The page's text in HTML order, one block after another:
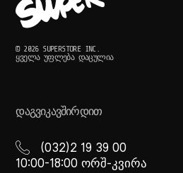
© 2026 SUPERSTORE INC.
ᲧᲕᲔᲚᲐ ᲣᲤᲚᲔᲑᲐ ᲓᲐᲪᲣᲚᲘᲐ
ᲓᲐᲒᲕᲘᲙᲐᲕᲨᲘᲠᲓᲘᲗ
(032)2 19 39 00
10:00-18:00 ორშ-კვირა